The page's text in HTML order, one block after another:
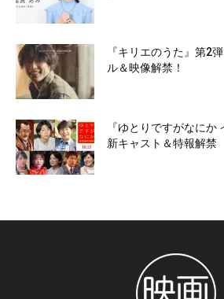
『キリエのうた』第2
ル＆映像解禁！
『ゆとりですがなにか
新キャスト＆特報解禁